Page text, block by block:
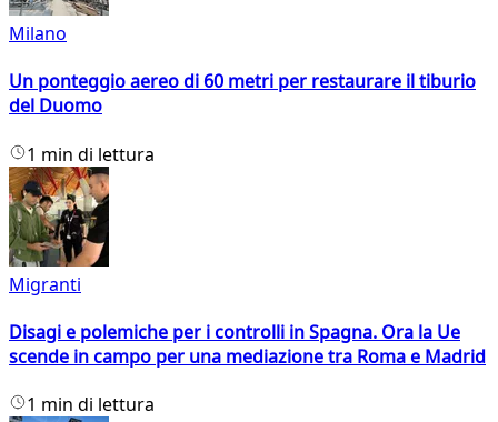
Milano
Un ponteggio aereo di 60 metri per restaurare il tiburio
del Duomo
1 min di lettura
Migranti
Disagi e polemiche per i controlli in Spagna. Ora la Ue
scende in campo per una mediazione tra Roma e Madrid
1 min di lettura